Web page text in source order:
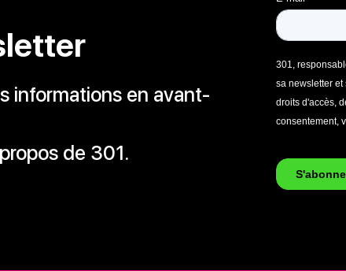
informations en avant-
de 301.